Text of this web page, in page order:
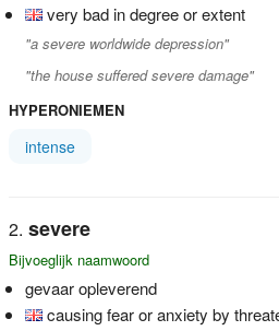
very bad in degree or extent
"a severe worldwide depression"
"the house suffered severe damage"
HYPERONIEMEN
intense
severe
Bijvoeglijk naamwoord
gevaar opleverend
causing fear or anxiety by